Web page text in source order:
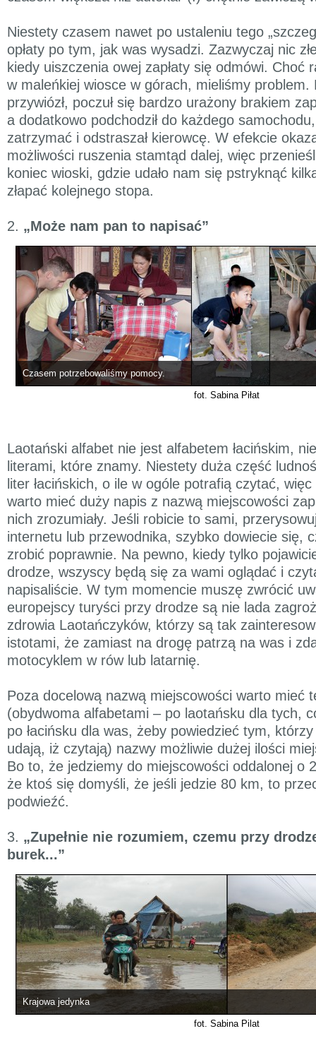
Niestety czasem nawet po ustaleniu tego
opłaty po tym, jak was wysadzi. Zazwyczaj nic
kiedy uiszczenia owej zapłaty się odmówi. Choć
w maleńkiej wiosce w górach, mieliśmy problem.
przywiózł, poczuł się bardzo urażony brakiem
a dodatkowo podchodził do każdego
zatrzymać i odstraszał kierowcę. W efekcie
możliwości ruszenia stamtąd dalej, więc
koniec wioski, gdzie udało nam się pstryknąć
złapać kolejnego stopa.
2. „Może nam pan to napisać”
Czasem potrzebowaliśmy pomocy.
fot. Sabina Piłat
Laotański alfabet nie jest alfabetem łacińskim,
literami, które znamy. Niestety duża część
liter łacińskich, o ile w ogóle potrafią czytać,
warto mieć duży napis z nazwą miejscowości
nich zrozumiały. Jeśli robicie to sami,
internetu lub przewodnika, szybko dowiecie się,
zrobić poprawnie. Na pewno, kiedy tylko
drodze, wszyscy będą się za wami oglądać i
napisaliście. W tym momencie muszę zwrócić
europejscy turyści przy drodze są nie lada
zdrowia Laotańczyków, którzy są tak
istotami, że zamiast na drogę patrzą na was i
motocyklem w rów lub latarnię.
Poza docelową nazwą miejscowości warto mieć
(obydwoma alfabetami – po laotańsku dla tych,
po łacińsku dla was, żeby powiedzieć tym,
udają, iż czytają) nazwy możliwie dużej ilości
Bo to, że jedziemy do miejscowości oddalonej o
że ktoś się domyśli, że jeśli jedzie 80 km, to
podwieźć.
3. „Zupełnie nie rozumiem, czemu przy
burek...”
Krajowa jedynka
fot. Sabina Pilat